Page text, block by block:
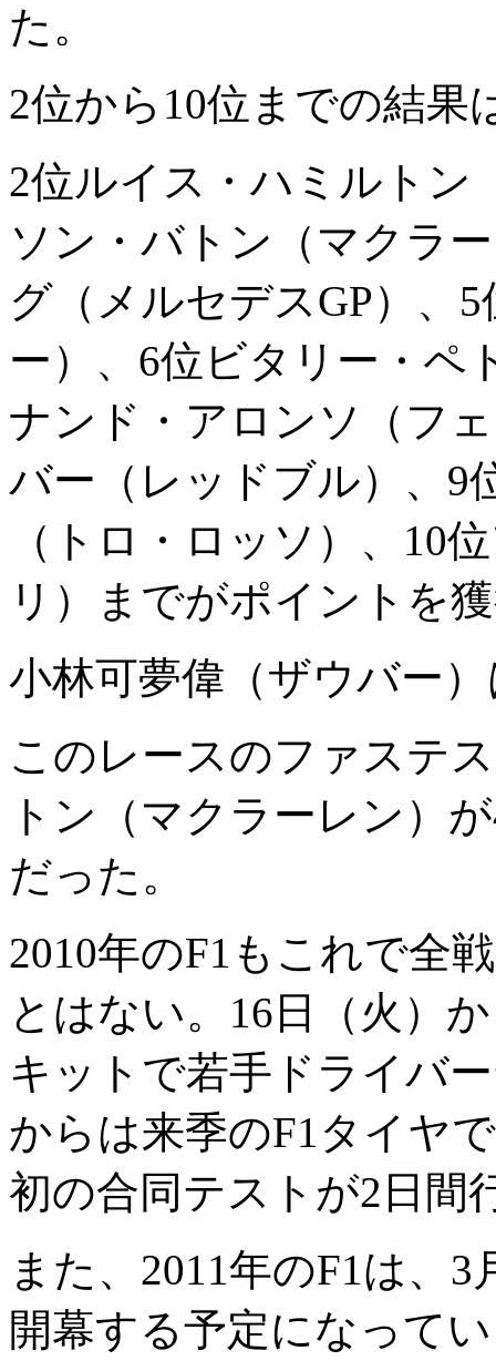
た。
2位から10位までの結果
2位ルイス・ハミルトン
ソン・バトン（マクラ
グ（メルセデスGP）、
ー）、6位ビタリー・ペ
ナンド・アロンソ（フ
バー（レッドブル）、9
（トロ・ロッソ）、10
リ）までがポイントを
小林可夢偉（ザウバー
このレースのファステ
トン（マクラーレン）
だった。
2010年のF1もこれで全
とはない。16日（火）
キットで若手ドライバ
からは来季のF1タイヤ
初の合同テストが2日間
また、2011年のF1は、
開幕する予定になって